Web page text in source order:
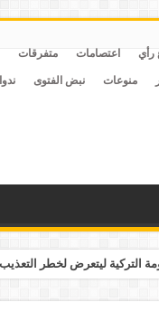
رأي اعتصامات متفرقات
منوعات نبض الفتوى
التركية ليتعرض لخطر